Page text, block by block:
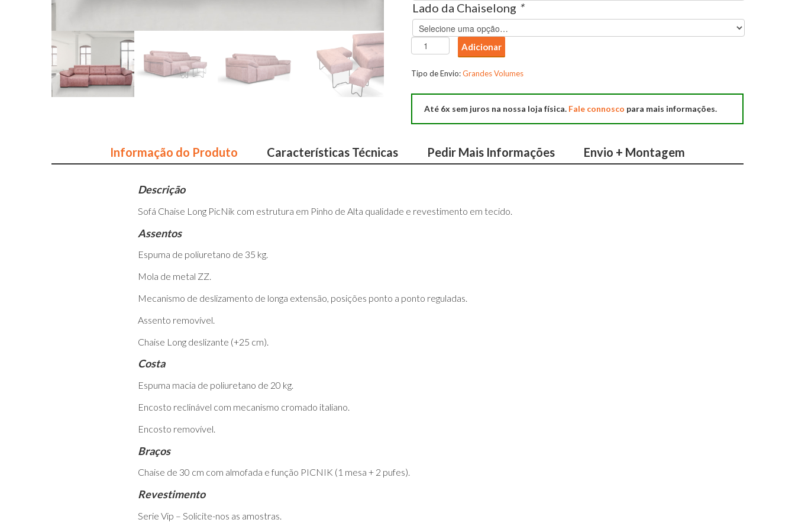
Lado da Chaiselong *
Quantidade
de
Sofa
Adicionar
Tipo de Envio:Grandes Volumes
Até 6x sem juros na nossa loja física. Fale connosco para mais informações.
Informação do Produto Características Técnicas Pedir Mais Informações Envio + Montagem
Descrição
Sofá Chaise Long PicNik com estrutura em Pinho de Alta qualidade e revestimento em tecido.
Assentos
Espuma de poliuretano de 35 kg.
Mola de metal ZZ.
Mecanismo de deslizamento de longa extensão, posições ponto a ponto reguladas.
Assento removível.
Chaise Long deslizante (+25 cm).
Costa
Espuma macia de poliuretano de 20 kg.
Encosto reclinável com mecanismo cromado italiano.
Encosto removível.
Braços
Chaise de 30 cm com almofada e função PICNIK (1 mesa + 2 pufes).
Revestimento
Serie Vip – Solicite-nos as amostras.